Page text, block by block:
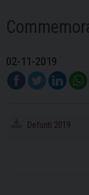
02-11-2019
Defunti 2019